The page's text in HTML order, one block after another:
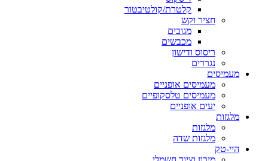
קלטרת/קולטיבטור
חציר וקש
מגובים
מכבשים
ריסוס ודישון
נגררים
מעמיסים
מעמיסים אופניים
מעמיסים טלסקופיים
יעים אופניים
מלגזות
מלגזות
מלגזות שדה
היי-טק